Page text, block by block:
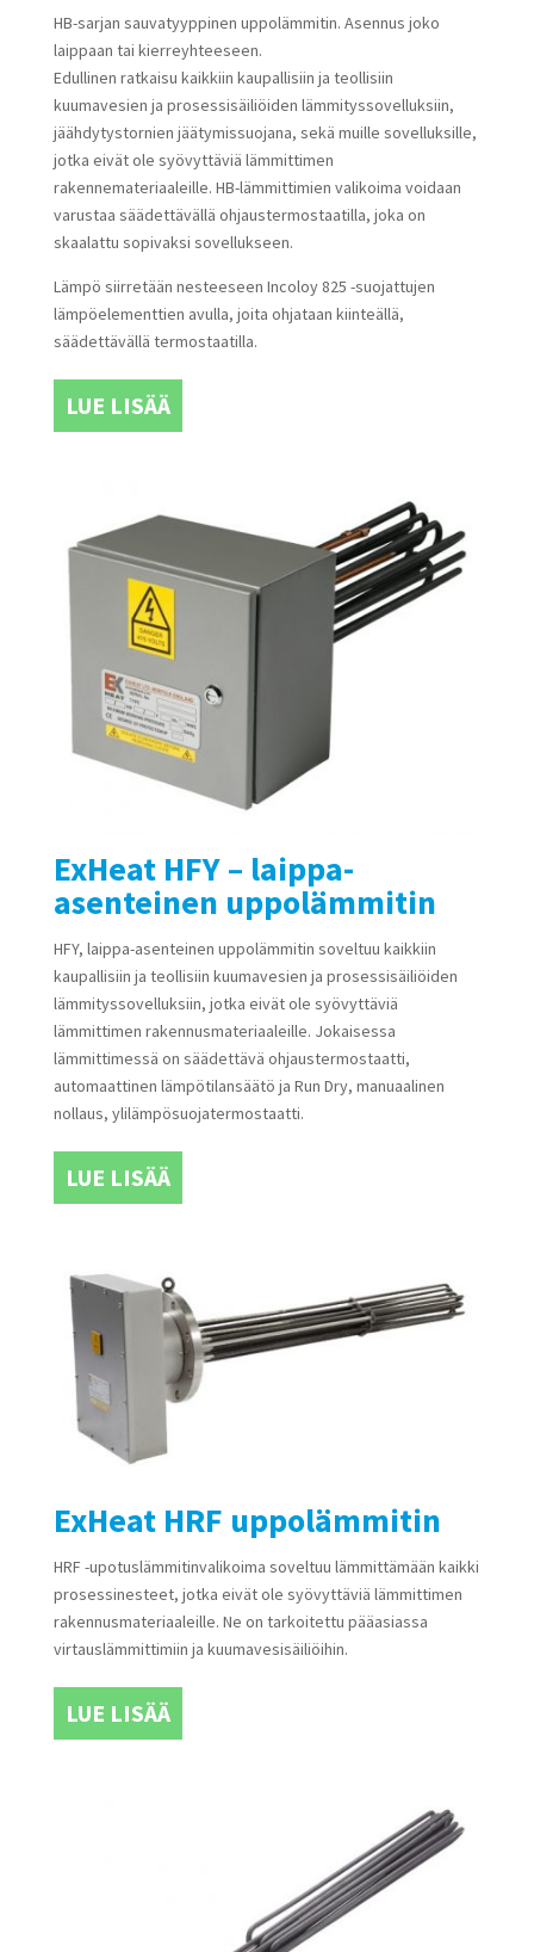
HB-sarjan sauvatyyppinen uppolämmitin. Asennus joko
laippaan tai kierreyhteeseen.
Edullinen ratkaisu kaikkiin kaupallisiin ja teollisiin
kuumavesien ja prosessisäiliöiden lämmityssovelluksiin,
jäähdytystornien jäätymissuojana, sekä muille sovelluksille,
jotka eivät ole syövyttäviä lämmittimen
rakennemateriaaleille. HB-lämmittimien valikoima voidaan
varustaa säädettävällä ohjaustermostaatilla, joka on
skaalattu sopivaksi sovellukseen.
Lämpö siirretään nesteeseen Incoloy 825 -suojattujen
lämpöelementtien avulla, joita ohjataan kiinteällä,
säädettävällä termostaatilla.
LUE LISÄÄ
ExHeat HFY – laippa-
asenteinen uppolämmitin
HFY, laippa-asenteinen uppolämmitin soveltuu kaikkiin
kaupallisiin ja teollisiin kuumavesien ja prosessisäiliöiden
lämmityssovelluksiin, jotka eivät ole syövyttäviä
lämmittimen rakennusmateriaaleille. Jokaisessa
lämmittimessä on säädettävä ohjaustermostaatti,
automaattinen lämpötilansäätö ja Run Dry, manuaalinen
nollaus, ylilämpösuojatermostaatti.
LUE LISÄÄ
ExHeat HRF uppolämmitin
HRF -upotuslämmitinvalikoima soveltuu lämmittämään kaikki
prosessinesteet, jotka eivät ole syövyttäviä lämmittimen
rakennusmateriaaleille. Ne on tarkoitettu pääasiassa
virtauslämmittimiin ja kuumavesisäiliöihin.
LUE LISÄÄ